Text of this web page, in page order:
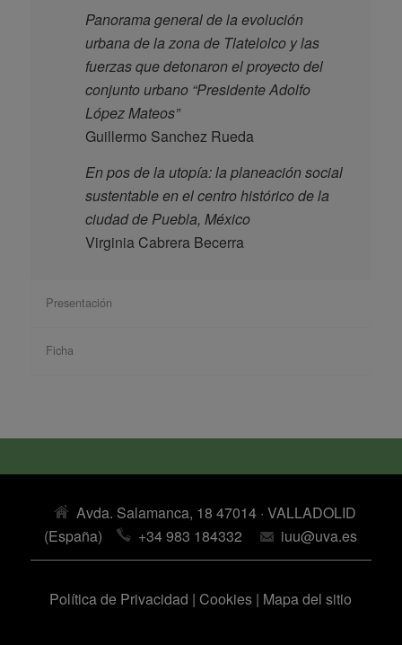
Panorama general de la evolución
urbana de la zona de Tlatelolco y las
fuerzas que detonaron el proyecto del
conjunto urbano “Presidente Adolfo
López Mateos”
Guillermo Sanchez Rueda
En pos de la utopía: la planeación social
sustentable en el centro histórico de la
ciudad de Puebla, México
Virginia Cabrera Becerra
Presentación
Ficha
Avda. Salamanca, 18 47014 · VALLADOLID
(España)
+34 983 184332 iuu@uva.es
Política de Privacidad | Cookies | Mapa del sitio